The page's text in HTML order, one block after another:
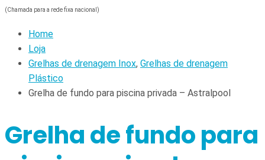
(Chamada para a rede fixa nacional)
Home
Loja
Grelhas de drenagem Inox, Grelhas de drenagem
Plástico
Grelha de fundo para piscina privada – Astralpool
Grelha de fundo para